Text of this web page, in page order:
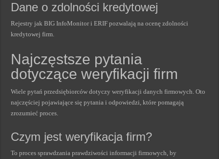
Dane o zdolności kredytowej
Rejestry jak BIG InfoMonitor i ERIF pozwalają na ocenę zdolności
kredytowej firm.
Najczęstsze pytania
dotyczące weryfikacji firm
Wiele pytań przedsiębiorców dotyczy weryfikacji danych firmowych. Oto
najczęściej pojawiające się pytania i odpowiedzi, które pomagają
zrozumieć proces.
Czym jest weryfikacja firm?
To proces sprawdzania prawdziwości informacji firmowych, by